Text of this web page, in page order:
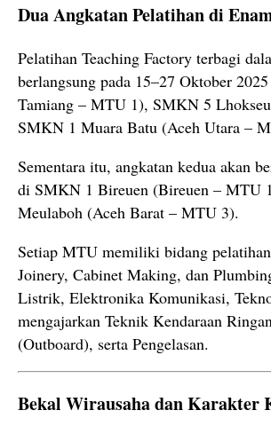
Dua Angkatan Pelatihan di
Pelatihan Teaching Factory terbagi
berlangsung pada 15–27 Oktober
Tamiang – MTU 1), SMKN 5
SMKN 1 Muara Batu (Aceh Utara –
Sementara itu, angkatan kedua akan
di SMKN 1 Bireuen (Bireuen –
Meulaboh (Aceh Barat – MTU 3).
Setiap MTU memiliki bidang
Joinery, Cabinet Making, dan
Listrik, Elektronika Komunikasi,
mengajarkan Teknik Kendaraan
(Outboard), serta Pengelasan.
Bekal Wirausaha dan Karakter